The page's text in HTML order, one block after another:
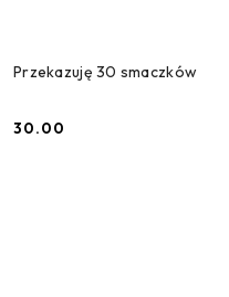
Przekazuję 30 smaczków
Cena:
30.00